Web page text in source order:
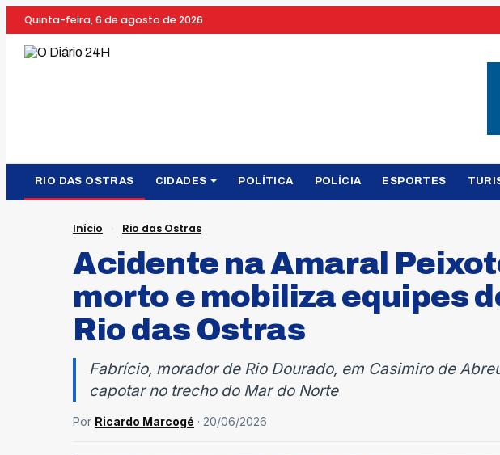
Quinta-feira, 6 de agosto de 2026
RIO DAS OSTRAS CIDADES POLÍTICA POLÍCIA ESPORTES
Início Rio das Ostras
Acidente na Amaral
morto e mobiliza equipes
Rio das Ostras
Fabrício, morador de Rio Dourado, em Casimiro de
capotar no trecho do Mar do Norte
Por Ricardo Marcogé · 20/06/2026